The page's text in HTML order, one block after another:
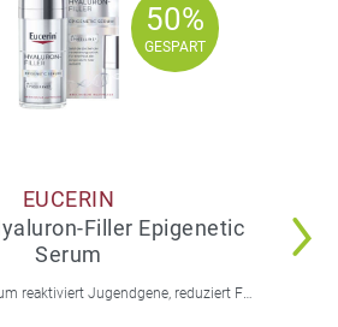
50%
GESPART
50%
GESPART
EUCERIN
Filler Epigenetic
Serum